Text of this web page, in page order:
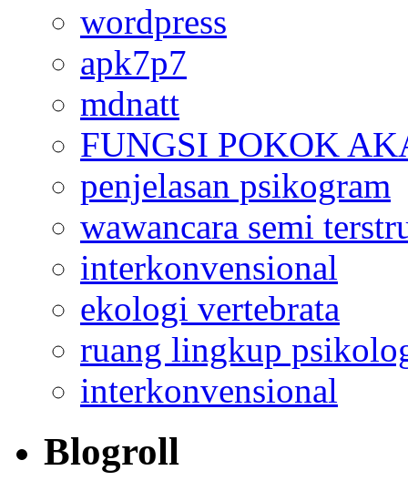
wordpress
apk7p7
mdnatt
FUNGSI POKOK
penjelasan psikogram
wawancara semi
interkonvensional
ekologi vertebrata
ruang lingkup
interkonvensional
Blogroll